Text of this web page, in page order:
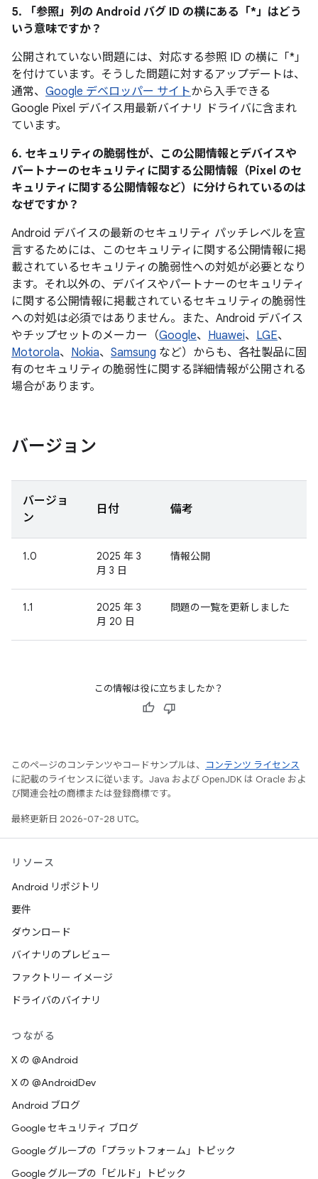
5. 「参照」 列の Android バグ ID の横にある「*」はどう
いう意味ですか？
公開されていない問題には、対応する参照 ID の横に「*」
を付けています。そうした問題に対するアップデートは、
通常、 Google デベロッパー サイトから入手できる
Google Pixel デバイス用最新バイナリ ドライバに含まれ
ています。
6. セキュリティの脆弱性が、この公開情報とデバイスや
パートナーのセキュリティに関する公開情報（Pixel のセ
キュリティに関する公開情報など）に分けられているのは
なぜですか？
Android デバイスの最新のセキュリティ パッチレベルを宣
言するためには、このセキュリティに関する公開情報に掲
載されているセキュリティの脆弱性への対処が必要となり
ます。それ以外の、デバイスやパートナーのセキュリティ
に関する公開情報に掲載されているセキュリティの脆弱性
への対処は必須ではありません。また、Android デバイス
やチップセットのメーカー（Google、 Huawei、 LGE、
Motorola、 Nokia、 Samsung など）からも、各社製品に固
有のセキュリティの脆弱性に関する詳細情報が公開される
場合があります。
バージョン
バージョ
ン
日付 備考
1.0
2025 年 3
月 3 日
情報公開
1.1
2025 年 3
月 20 日
問題の一覧を更新しました
この情報は役に立ちましたか？
このページのコンテンツやコードサンプルは、
コンテンツ ライセンス
に記載のライセンスに従います。Java および OpenJDK は Oracle およ
び関連会社の商標または登録商標です。
最終更新日 2026-07-28 UTC。
リソース
Android リポジトリ
要件
ダウンロード
バイナリのプレビュー
ファクトリー イメージ
ドライバのバイナリ
つながる
X の @Android
X の @AndroidDev
Android ブログ
Google セキュリティ ブログ
Google グループの「プラットフォーム」トピック
Google グループの「ビルド」トピック